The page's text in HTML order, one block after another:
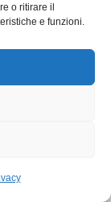
o ritirare il
e funzioni.